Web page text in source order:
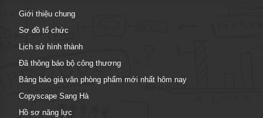
Giới thiệu chung
Sơ đồ tổ chức
Lịch sử hình thành
Đã thông báo bộ công thương
Bảng báo giá văn phòng phẩm mới nhất hôm nay
Copyscape Sang Hà
Hồ sơ năng lực